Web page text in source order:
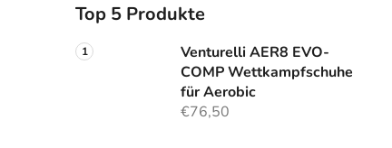
Top 5 Produkte
Venturelli AER8 EVO-
COMP Wettkampfschuhe
für Aerobic
€76,50